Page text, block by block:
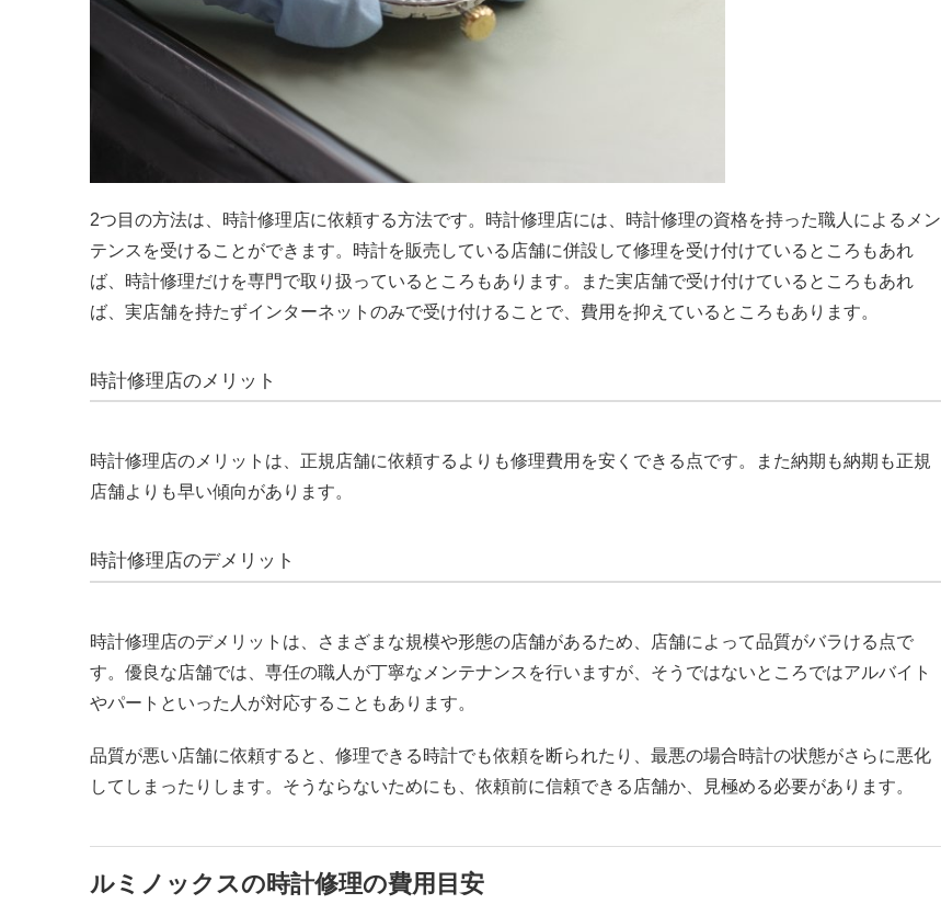
2つ目の方法は、時計修理店に依頼する方法です。時計修理店には、時計修理の資格を持った職人によるメン
テンスを受けることができます。時計を販売している店舗に併設して修理を受け付けているところもあれ
ば、時計修理だけを専門で取り扱っているところもあります。また実店舗で受け付けているところもあれ
ば、実店舗を持たずインターネットのみで受け付けることで、費用を抑えているところもあります。
時計修理店のメリット
時計修理店のメリットは、正規店舗に依頼するよりも修理費用を安くできる点です。また納期も納期も正規
店舗よりも早い傾向があります。
時計修理店のデメリット
時計修理店のデメリットは、さまざまな規模や形態の店舗があるため、店舗によって品質がバラける点で
す。優良な店舗では、専任の職人が丁寧なメンテナンスを行いますが、そうではないところではアルバイト
やパートといった人が対応することもあります。
品質が悪い店舗に依頼すると、修理できる時計でも依頼を断られたり、最悪の場合時計の状態がさらに悪化
してしまったりします。そうならないためにも、依頼前に信頼できる店舗か、見極める必要があります。
ルミノックスの時計修理の費用目安